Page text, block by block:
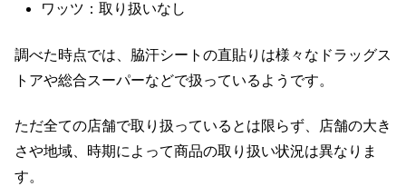
ワッツ：取り扱いなし
調べた時点では、脇汗シートの直貼りは様々なドラッグス
トアや総合スーパーなどで扱っているようです。
ただ全ての店舗で取り扱っているとは限らず、店舗の大き
さや地域、時期によって商品の取り扱い状況は異なりま
す。